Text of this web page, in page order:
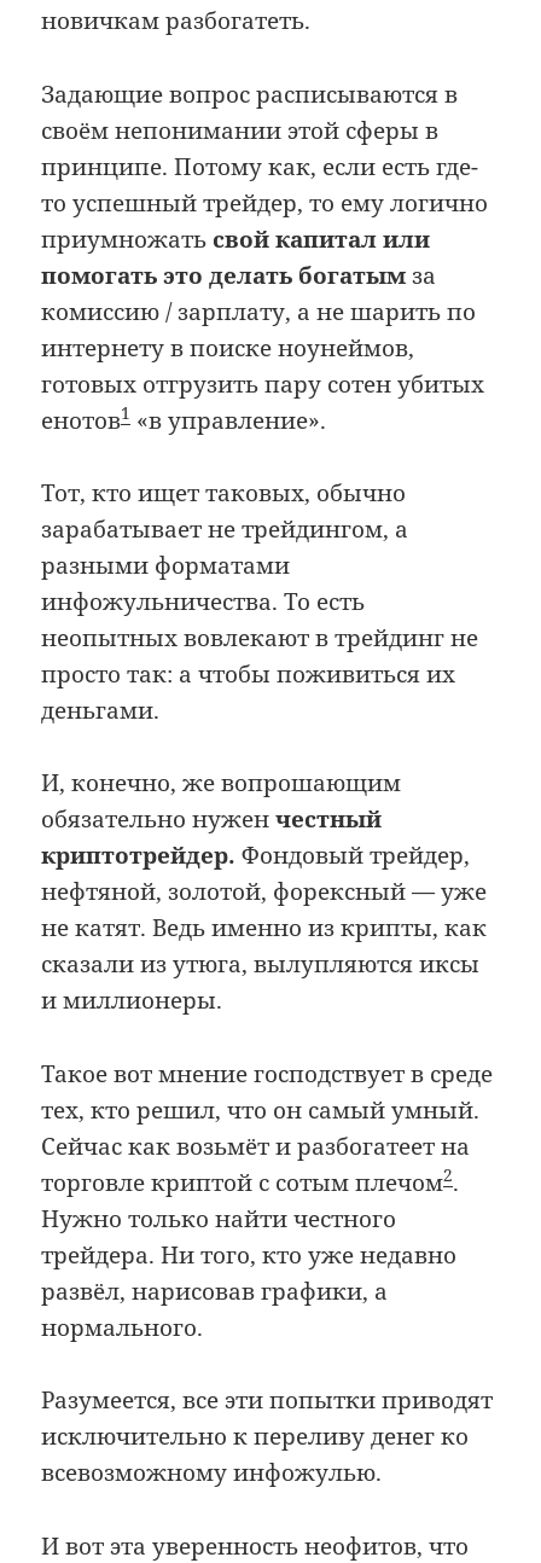
новичкам разбогатеть.
Задающие вопрос расписываются в
своём непонимании этой сферы в
принципе. Потому как, если есть где-
то успешный трейдер, то ему логично
приумножать свой капитал или
помогать это делать богатымза
комиссию / зарплату, а не шарить по
интернету в поиске ноунеймов,
готовых отгрузить пару сотен убитых
енотов1 «в управление».
Тот, кто ищет таковых, обычно
зарабатывает не трейдингом, а
разными форматами
инфожульничества. То есть
неопытных вовлекают в трейдинг не
просто так: а чтобы поживиться их
деньгами.
И, конечно, же вопрошающим
обязательно нуженчестный
криптотрейдер. Фондовый трейдер,
нефтяной, золотой, форексный — уже
не катят. Ведь именно из крипты, как
сказали из утюга, вылупляются иксы
и миллионеры.
Такое вот мнение господствует в среде
тех, кто решил, что он самый умный.
Сейчас как возьмёт и разбогатеет на
торговле криптой с сотым плечом2.
Нужно только найти честного
трейдера. Ни того, кто уже недавно
развёл, нарисовав графики, а
нормального.
Разумеется, все эти попытки приводят
исключительно к переливу денег ко
всевозможному инфожулью.
И вот эта уверенность неофитов, что